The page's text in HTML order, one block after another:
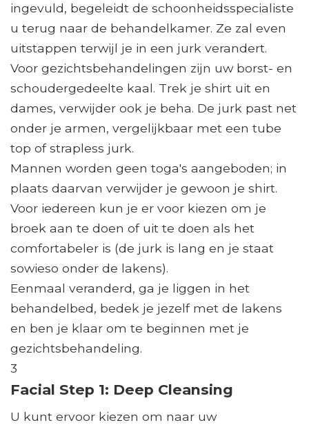
ingevuld, begeleidt de schoonheidsspecialiste
u terug naar de behandelkamer. Ze zal even
uitstappen terwijl je in een jurk verandert.
Voor gezichtsbehandelingen zijn uw borst- en
schoudergedeelte kaal. Trek je shirt uit en
dames, verwijder ook je beha. De jurk past net
onder je armen, vergelijkbaar met een tube
top of strapless jurk.
Mannen worden geen toga's aangeboden; in
plaats daarvan verwijder je gewoon je shirt.
Voor iedereen kun je er voor kiezen om je
broek aan te doen of uit te doen als het
comfortabeler is (de jurk is lang en je staat
sowieso onder de lakens).
Eenmaal veranderd, ga je liggen in het
behandelbed, bedek je jezelf met de lakens
en ben je klaar om te beginnen met je
gezichtsbehandeling.
3
Facial Step 1: Deep Cleansing
U kunt ervoor kiezen om naar uw